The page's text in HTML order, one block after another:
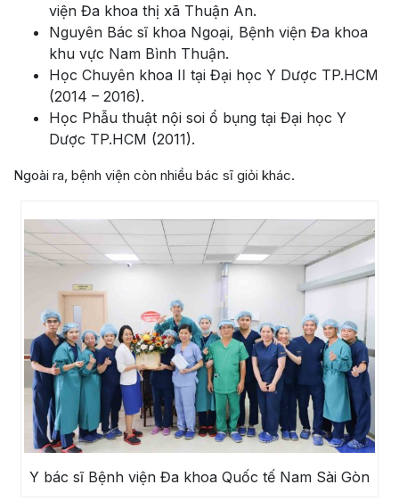
viện Đa khoa thị xã Thuận An.
Nguyên Bác sĩ khoa Ngoại, Bệnh viện Đa khoa
khu vực Nam Bình Thuận.
Học Chuyên khoa II tại Đại học Y Dược TP.HCM
(2014 – 2016).
Học Phẫu thuật nội soi ổ bụng tại Đại học Y
Dược TP.HCM (2011).
Ngoài ra, bệnh viện còn nhiều bác sĩ giỏi khác.
Y bác sĩ Bệnh viện Đa khoa Quốc tế Nam Sài Gòn